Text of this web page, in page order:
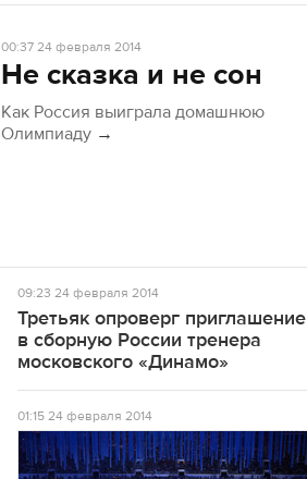
00:3724 февраля 2014
Не сказка и не сон
Как Россия выиграла домашнюю
Олимпиаду →
09:23 24 февраля 2014
Третьяк опроверг приглашение
в сборную России тренера
московского «Динамо»
01:1524 февраля 2014